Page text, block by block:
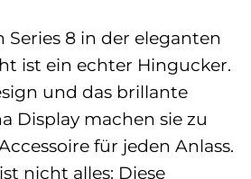
Series 8 in der eleganten
ist ein echter Hingucker.
und das brillante
Display machen sie zu
für jeden Anlass.
nicht alles: Diese